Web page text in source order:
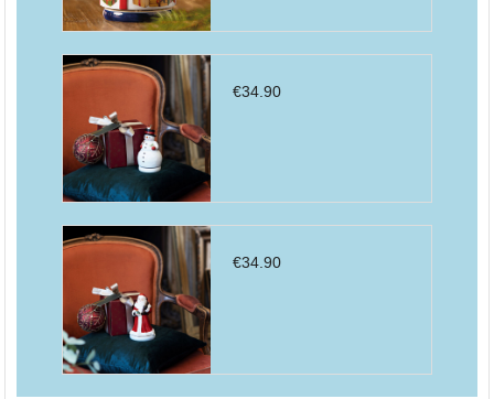
€34.90
€34.90